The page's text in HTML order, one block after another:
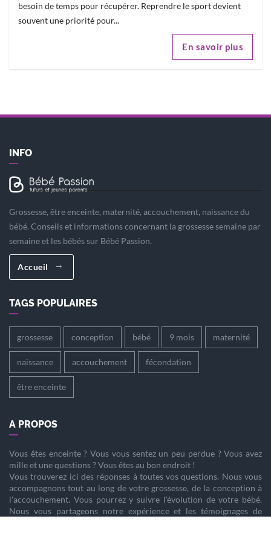
besoin de temps pour récupérer. Reprendre le sport devient
souvent une priorité pour...
En savoir plus
INFO
Grossesse, être enceinte, maternité, accouchement, naissance du
bébé. Conseils et informations concernant la grossesse semaine par
semaine et les bébés sur Bébé Passion.
Accueil
TAGS POPULAIRES
grossesse conception bébé 9 mois maternité
naissance accouchement fécondation
être enceinte
A PROPOS
Vous êtes enceinte? Vous vous sentez un peu perdue ? Vous avez
mille et une questions ? Vous êtes au bon endroit !
Vous trouverez ici des réponses à toutes vos questions. Nous vous
accompagnons tout au long de votre grossesse, de la conception à
l'accouchement. Vous pourrez y suivre l'évolution de votre bébé.
Nous vous partageons notre expérience et les témoignages de